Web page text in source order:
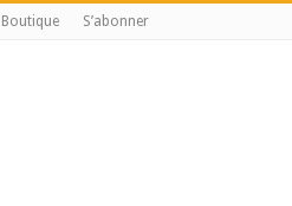
Boutique S’abonner